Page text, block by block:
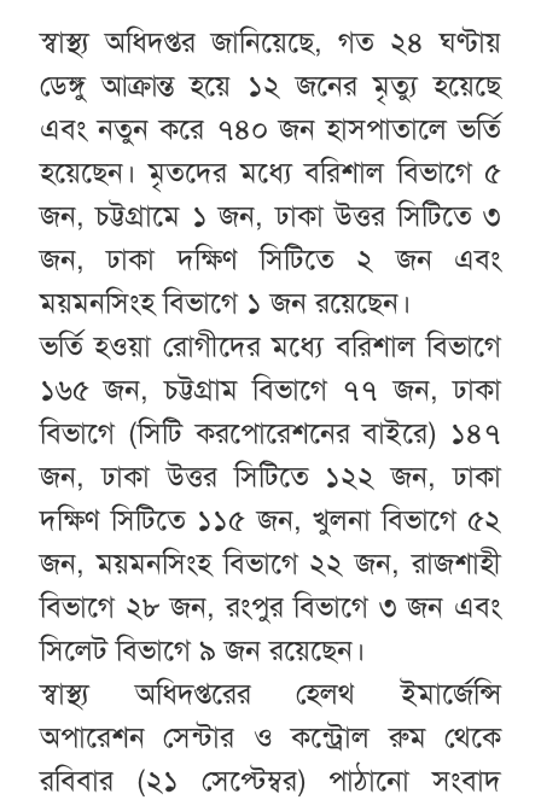
স্বাস্থ্য অধিদপ্তর জানিয়েছে, গত ২৪ ঘণ্টায়
ডেঙ্গু আক্রান্ত হয়ে ১২ জনের মৃত্যু হয়েছে
এবং নতুন করে ৭৪০ জন হাসপাতালে ভর্তি
হয়েছেন। মৃতদের মধ্যে বরিশাল বিভাগে ৫
জন, চট্টগ্রামে ১ জন, ঢাকা উত্তর সিটিতে ৩
জন, ঢাকা দক্ষিণ সিটিতে ২ জন এবং
ময়মনসিংহ বিভাগে ১ জন রয়েছেন।
ভর্তি হওয়া রোগীদের মধ্যে বরিশাল বিভাগে
১৬৫ জন, চট্টগ্রাম বিভাগে ৭৭ জন, ঢাকা
বিভাগে (সিটি করপোরেশনের বাইরে) ১৪৭
জন, ঢাকা উত্তর সিটিতে ১২২ জন, ঢাকা
দক্ষিণ সিটিতে ১১৫ জন, খুলনা বিভাগে ৫২
জন, ময়মনসিংহ বিভাগে ২২ জন, রাজশাহী
বিভাগে ২৮ জন, রংপুর বিভাগে ৩ জন এবং
সিলেট বিভাগে ৯ জন রয়েছেন।
স্বাস্থ্য অধিদপ্তরের হেলথ ইমার্জেন্সি
অপারেশন সেন্টার ও কন্ট্রোল রুম থেকে
রবিবার (২১ সেপ্টেম্বর) পাঠানো সংবাদ